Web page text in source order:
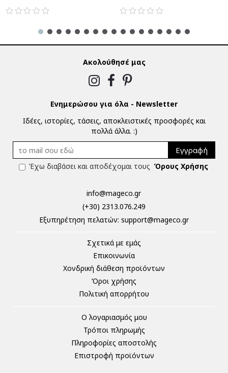
Ακολούθησέ μας
Ενημερώσου για όλα - Newsletter
Ιδέες, ιστορίες, τάσεις, αποκλειστικές προσφορές και
πολλά άλλα. :)
Εγγραφή
Έχω διαβάσει και αποδέχομαι τους Όρους Χρήσης
info@mageco.gr
(+30) 2313.076.249
Eξυπηρέτηση πελατών: support@mageco.gr
Σχετικά με εμάς
Επικοινωνία
Χονδρική διάθεση προϊόντων
Όροι χρήσης
Πολιτική απορρήτου
Ο λογαριασμός μου
Τρόποι πληρωμής
Πληροφορίες αποστολής
Επιστροφή προϊόντων